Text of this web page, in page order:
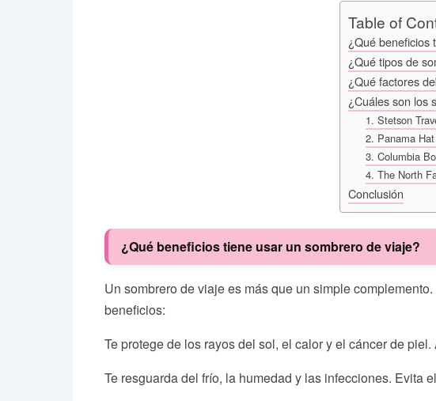
Table of
¿Qué beneficios
¿Qué tipos de
¿Qué factores
¿Cuáles son los
1. Stetson
2. Panama
3. Columbia
4. The North
Conclusión
¿Qué beneficios tiene usar un sombrero de viaje?
Un sombrero de viaje es más que un simple
beneficios:
Te protege de los rayos del sol, el calor y el cáncer de
Te resguarda del frío, la humedad y las infecciones. Evita